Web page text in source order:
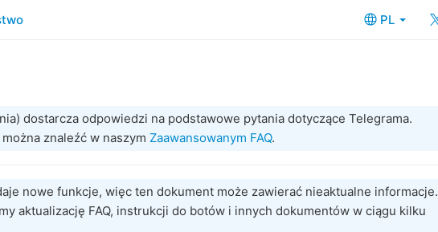
PL
dostarcza odpowiedzi na podstawowe pytania dotyczące Telegrama.
znaleźć w naszym Zaawansowanym FAQ.
nowe funkcje, więc ten dokument może zawierać nieaktualne informacje.
aktualizację FAQ, instrukcji do botów i innych dokumentów w ciągu kilku